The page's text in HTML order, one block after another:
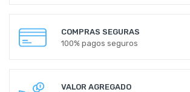
COMPRAS SEGURAS
100% pagos seguros
VALOR AGREGADO